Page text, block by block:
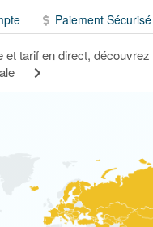
Paiement Sécurisé
et tarif en direct,